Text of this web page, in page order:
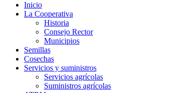
Inicio
La Cooperativa
Historia
Consejo Rector
Municipios
Semillas
Cosechas
Servicios y suministros
Servicios agrícolas
Suministros agrícolas